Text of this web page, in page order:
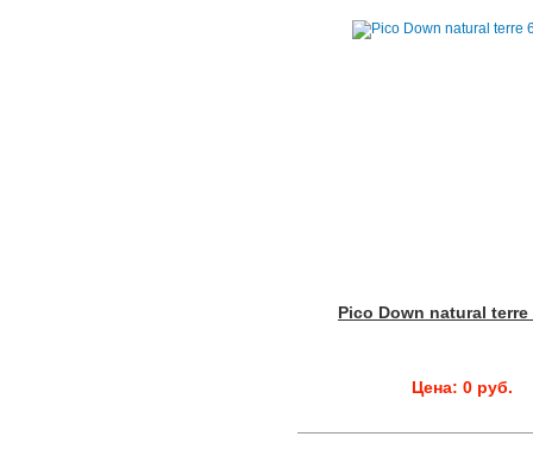
Pico Down natural terre
Цена: 0 руб.